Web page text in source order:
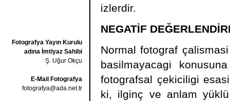
Fotografya Yayın Kurulu
adına İmtiyaz Sahibi
Ş. Uğur Okçu
E-Mail Fotografya
fotografya@ada.net.tr
izlerdir.
NEGATİF
Normal fotograf
basilmayacagi
fotografsal çekiciligi
ki, ilginç ve anlam